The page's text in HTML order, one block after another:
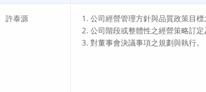
許泰源
公司經營管理方針與品質政策目標
公司階段或整體性之經營策略訂定
對董事會決議事項之規劃與執行。